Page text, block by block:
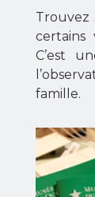
Trouvez
certains
C’est
famille.